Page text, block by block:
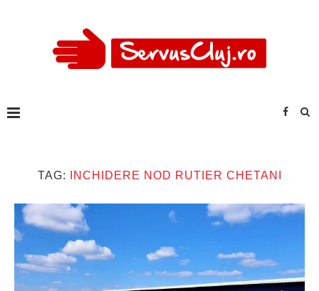
TAG: INCHIDERE NOD RUTIER CHETANI